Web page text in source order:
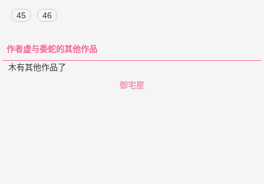
45 46
作者虚与委蛇的其他作品
木有其他作品了
御宅屋